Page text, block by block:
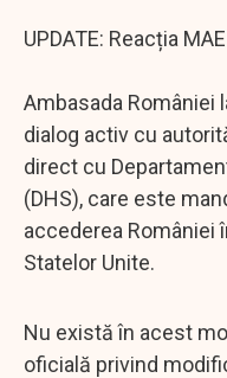
UPDATE: Reacția MAE
Ambasada României
dialog activ cu
direct cu
(DHS), care este
accederea României
Statelor Unite.
Nu există în acest
oficială privind